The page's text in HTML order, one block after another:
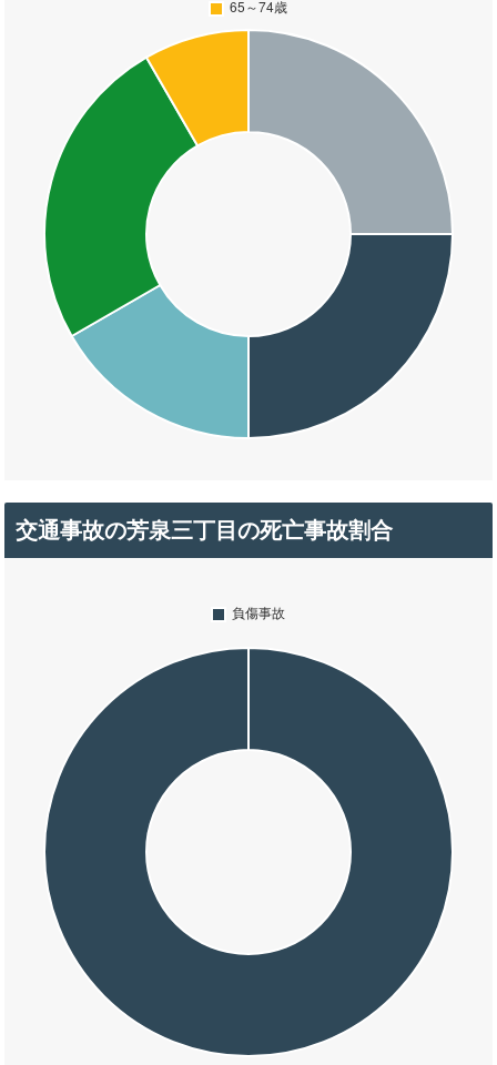
交通事故の芳泉三丁目の死亡事故割合